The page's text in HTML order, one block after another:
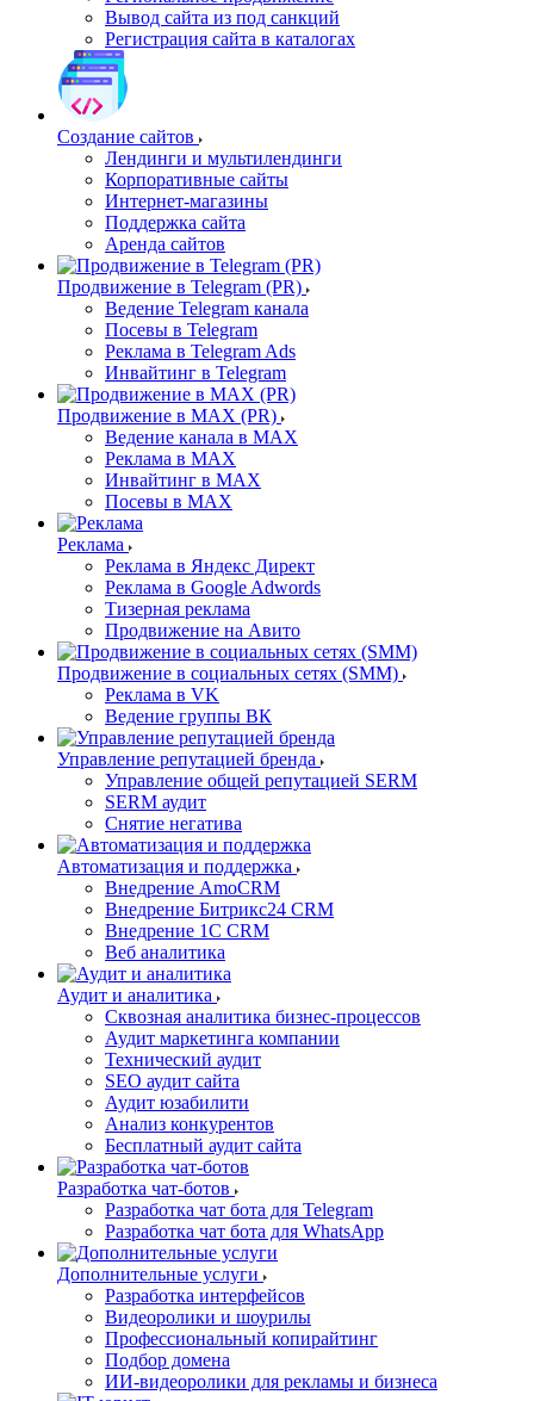
Вывод сайта из под санкций
Регистрация сайта в каталогах
Создание сайтов
Лендинги и мультилендинги
Корпоративные сайты
Интернет-магазины
Поддержка сайта
Аренда сайтов
Продвижение в Telegram (PR)
Ведение Telegram канала
Посевы в Telegram
Реклама в Telegram Ads
Инвайтинг в Telegram
Продвижение в MAX (PR)
Ведение канала в MAX
Реклама в MAX
Инвайтинг в MAX
Посевы в MAX
Реклама
Реклама в Яндекс Директ
Реклама в Google Adwords
Тизерная реклама
Продвижение на Авито
Продвижение в социальных сетях (SMM)
Реклама в VK
Ведение группы ВК
Управление репутацией бренда
Управление общей репутацией SERM
SERM аудит
Снятие негатива
Автоматизация и поддержка
Внедрение AmoCRM
Внедрение Битрикс24 CRM
Внедрение 1C CRM
Веб аналитика
Аудит и аналитика
Сквозная аналитика бизнес-процессов
Аудит маркетинга компании
Технический аудит
SEO аудит сайта
Аудит юзабилити
Анализ конкурентов
Бесплатный аудит сайта
Разработка чат-ботов
Разработка чат бота для Telegram
Разработка чат бота для WhatsApp
Дополнительные услуги
Разработка интерфейсов
Видеоролики и шоурилы
Профессиональный копирайтинг
Подбор домена
ИИ-видеоролики для рекламы и бизнеса